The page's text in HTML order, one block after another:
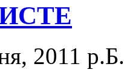
2011 р.Б.